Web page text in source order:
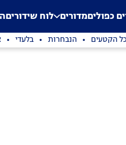
Application error: a
. כפוליםמדורים לוח שידורים
הקטעים הנבחרות בלעדי